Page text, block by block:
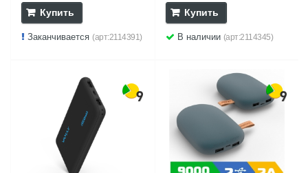
Купить
Заканчивается (арт:2114391)
Купить
В наличии (арт:2114345)